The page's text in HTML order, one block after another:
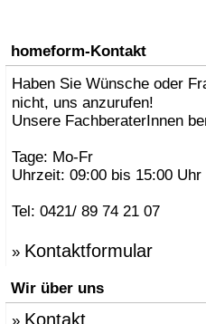
homeform-Kontakt
Haben Sie Wünsche oder
nicht, uns anzurufen!
Unsere FachberaterInnen
Tage: Mo-Fr
Uhrzeit: 09:00 bis 15:00 Uhr
Tel: 0421/ 89 74 21 07
» Kontaktformular
Wir über uns
Kontakt